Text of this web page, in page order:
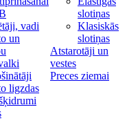
vadi
un
ligzdas
slotiņas
Klasiskās
slotiņas
Atstarotāji un
vestes
Preces ziemai